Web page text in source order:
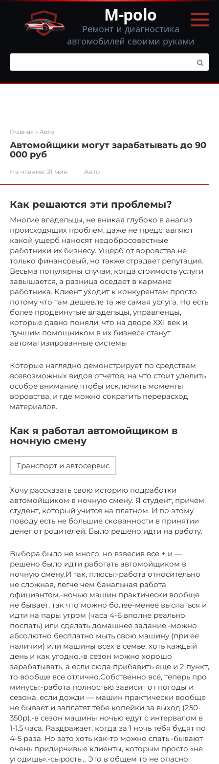
Перейти
контенту
M-polo
Ремонт и диагностика
автомобилей своими руками
Поиск:
Главная » Авто
Автомойщики могут зарабатывать до 90
000 руб
На чтение: 21 мин Авто
Как решаются эти проблемы?
Многие владельцы, не вникая глубоко в анализ
происходящих проблем, даже не представляют
какой ущерб наносят недобросовестные
работники их бизнесу. Ущерб от воровства не
только финансовый, но также страдает репутация.
Весьма популярны случаи, когда стоимость услуги
завышается, а разница оседает в кармане
работника. Клиент уходит к конкурентам просто
потому что там дешевле та же самая услуга. Но есть
более продвинутые владельцы, управленцы,
которые давно поняли, что на дворе XXI век и
лучшим помощником в их бизнесе станут
автоматизированные системы
Которые наглядно демонстрирует по средствам
всевозможных видов отчетов, на что стоит уделить
особое внимание чтобы исключить моменты
воровства, и где можно сократить перерасход
материалов.
Как я работал автомойщиком в
ночную смену
Транспорт и автосервис
Хочу рассказать свою историю подработки
автомойщиком в ночную смену. Я студент, причем
студент, который учится на платном. И по этому
поводу есть не большие скованности в принятии
денег от родителей. Было решено идти на работу.
Выбора было не много, но взвесив все + и —
решено было идти работать автомойщиком в
ночную смену.И так, плюсы:-работа относительно
не сложная, легче чем банальная работа
официантом.-ночью машин практически вообще
не бывает, так что можно более-менее выспаться и
идти на пары утром (часа 4-6 вполне реально
поспать) или сделать домашнее задание.-можно
абсолютно бесплатно мыть свою машину (при ее
наличии) или машины всех в семье, хоть каждый
день и как угодно.-в сезон можно хорошо
зарабатывать, а если сюда прибавить еще и 2 пункт,
то вообще все отлично.Собственно всё, теперь про
минусы:-работа полностью зависит от погоды и
сезона, если дожди — машин практически вообще
не бывает и заплатят тебе копейки за выход (250-
350р).-в сезон машины ночью едут с интервалом в
1-1.5 часа. Раздражает, когда за 1 ночь тебя будят по
4-5 раза. Но зато хоть как-то можно спать.-бывают
очень придирчивые клиенты, которым просто «не
угодишь».-сырость… Это в общем то не опасно